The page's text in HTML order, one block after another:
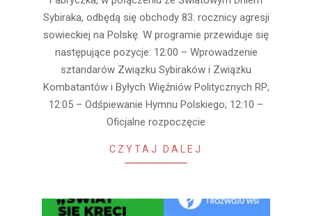
12
Sybiraka, odbędą się obchody 83. rocznicy agresji
sowieckiej na Polskę. W programie przewiduje się
następujące pozycje: 12:00 – Wprowadzenie
sztandarów Związku Sybiraków i Związku
Kombatantów i Byłych Więźniów Politycznych RP;
12:05 – Odśpiewanie Hymnu Polskiego; 12:10 –
Oficjalne rozpoczęcie
CZYTAJ DALEJ